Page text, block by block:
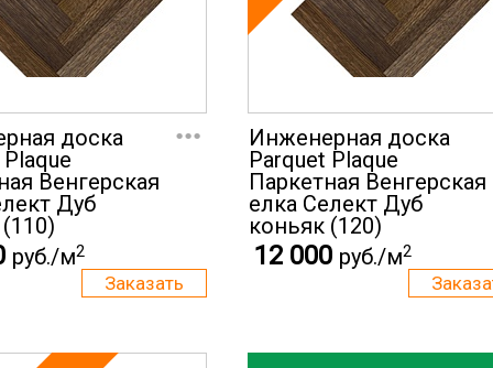
доска
Венгерская
Дуб
...
руб./м2
Инженерная доска
Parquet Plaque
Паркетная Венгерская
елка Селект Дуб
коньяк (120)
12 000 руб./м2